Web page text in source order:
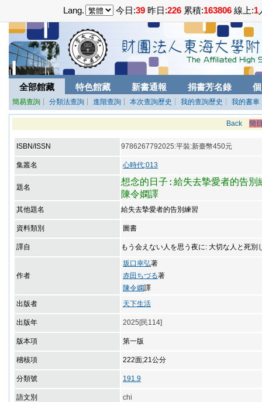
Lang. 今日:39 昨日:226 累積:163806 線上:1
全部館藏 特色館藏 新書通報 捐書芳名錄
簡易查詢 ┊ 分類法查詢 ┊ 進階查詢 ┊ 本次查詢歷史 ┊ 我的查詢歷史 ┊ 我的書車
Back 簡
ISBN/ISSN 9786267792025:平裝:新臺幣450元
集叢名 心時代;013
題名
想念的日子:給失去摯愛者的告
陳令嫻譯
其他題名 給失去摯愛者的告別練習
資料類別 圖書
譯自 もう会えない人を思う夜に: 大切な人と死
作者
坂口幸弘著
赤田ちづる著
陳令嫻譯
出版者
天下生活
出版年 2025[民114]
版本項 第一版
稽核項 222面;21公分
分類號 191.9
語文別 chi